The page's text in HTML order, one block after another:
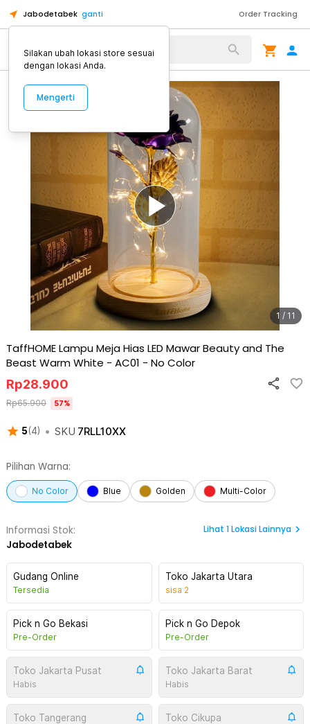
Jabodetabek ganti Order Tracking
Alat Kopi
1 / 11
TaffHOME Lampu Meja Hias LED Mawar Beauty and The
Beast Warm White - AC01 - No Color
5(4) • SKU 7RLL10XX
Rp28.900
Rp65.900 57%
Pilihan Warna:
No Color Blue Golden Multi-Color
Informasi Stok:
Jabodetabek
Lihat 1Lokasi Lainnya
Gudang Online
Tersedia
Toko Jakarta Utara
sisa 2
Pick n Go Bekasi
Pre-Order
Pick n Go Depok
Pre-Order
Toko Jakarta Pusat
Habis
Toko Jakarta Barat
Habis
Toko Tangerang Toko Cikupa
Silakan ubah lokasi store sesuai
dengan lokasi Anda.
Mengerti